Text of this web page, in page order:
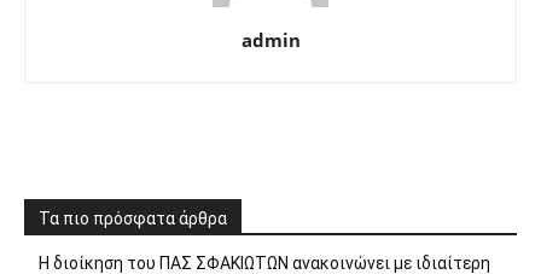
admin
Τα πιο πρόσφατα άρθρα
Η διοίκηση του ΠΑΣ ΣΦΑΚΙΩΤΩΝ ανακοινώνει με ιδιαίτερη